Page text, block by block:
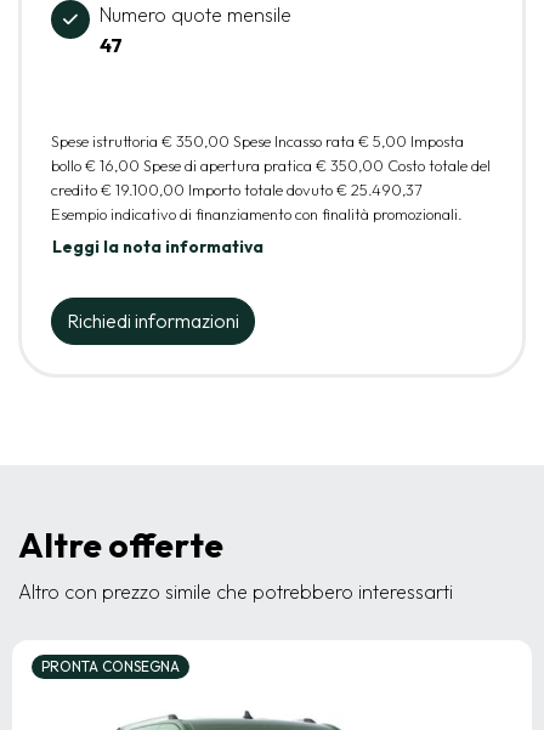
Numero quote mensile
47
Spese istruttoria € 350,00 Spese Incasso rata € 5,00 Imposta
bollo€ 16,00 Spese di apertura pratica € 350,00 Costo totale del
credito€ 19.100,00 Importo totale dovuto€ 25.490,37
Esempio indicativo di finanziamento con finalità promozionali.
Leggi la nota informativa
Richiedi informazioni
Altre offerte
Altro con prezzo simile che potrebbero interessarti
PRONTA CONSEGNA